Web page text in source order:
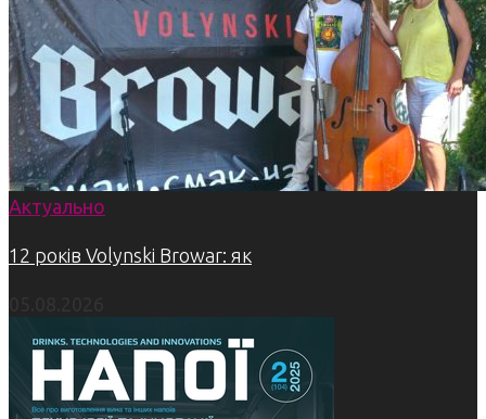
Актуально
12 років Volynski Browar: як